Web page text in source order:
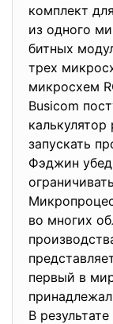
комплект
из одного
битных
трех
микросхем
Busicom
запускать
Фэджин
во многих
первый в
В